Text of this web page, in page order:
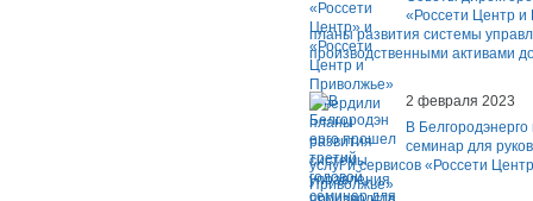
«Россети Центр и
планы развития системы
производственными активами
2 февраля 2023
В
семинар для
услуг и сервисов «Россети
Приволжье»